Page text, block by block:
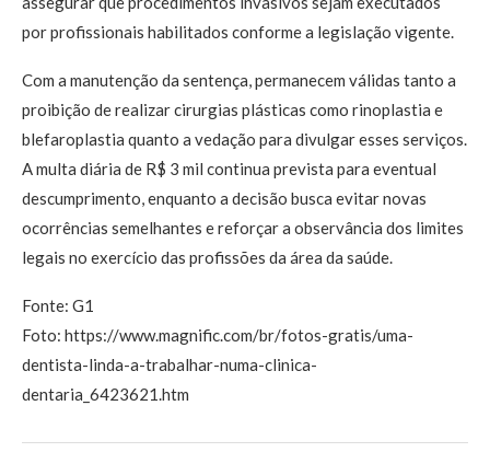
por profissionais habilitados conforme a legislação vigente.
Com a manutenção da sentença, permanecem válidas tanto a
proibição de realizar cirurgias plásticas como rinoplastia e
blefaroplastia quanto a vedação para divulgar esses serviços.
A multa diária de R$ 3 mil continua prevista para eventual
descumprimento, enquanto a decisão busca evitar novas
ocorrências semelhantes e reforçar a observância dos limites
legais no exercício das profissões da área da saúde.
Fonte: G1
Foto: https://www.magnific.com/br/fotos-gratis/uma-
dentista-linda-a-trabalhar-numa-clinica-
dentaria_6423621.htm